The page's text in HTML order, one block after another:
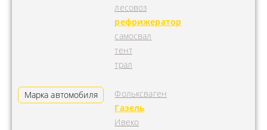
лесовоз
рефрижератор
самосвал
тент
трал
Марка автомобиля
Фольксваген
Газель
Ивеко